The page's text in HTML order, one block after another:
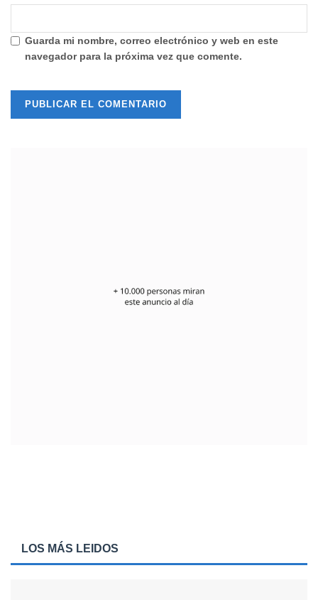
Guarda mi nombre, correo electrónico y web en este
navegador para la próxima vez que comente.
LOS MÁS LEIDOS